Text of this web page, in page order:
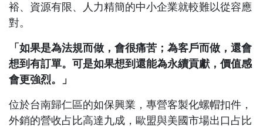
裕、資源有限、人力精簡的中小企業就較難以從容應
對。
「如果是為法規而做，會很痛苦；為客戶而做，還會
想到有訂單。可是如果想到還能為永續貢獻，價值感
會更強烈。」
位於台南歸仁區的如保興業，專營客製化螺帽扣件，
外銷的營收占比高達九成，歐盟與美國市場出口占比